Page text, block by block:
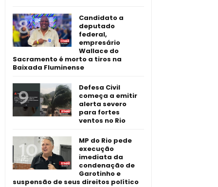
Candidato a
deputado
federal,
empresário
Wallace do
Sacramento é morto a tiros na
Baixada Fluminense
Defesa Civil
começa a emitir
alerta severo
para fortes
ventos no Rio
MP do Rio pede
execução
imediata da
condenação de
Garotinho e
suspensão de seus direitos político